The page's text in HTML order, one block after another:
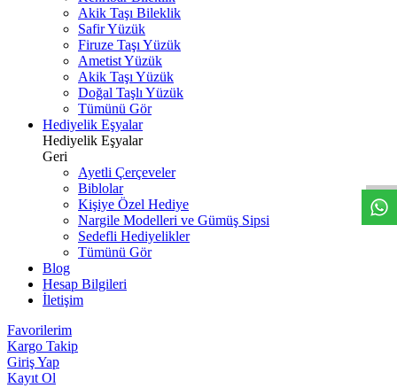
Akik Taşı Bileklik
Safir Yüzük
Firuze Taşı Yüzük
Ametist Yüzük
Akik Taşı Yüzük
Doğal Taşlı Yüzük
Tümünü Gör
Hediyelik Eşyalar
Hediyelik Eşyalar
Geri
Ayetli Çerçeveler
Biblolar
Kişiye Özel Hediye
Nargile Modelleri ve Gümüş Sipsi
Sedefli Hediyelikler
Tümünü Gör
Blog
Hesap Bilgileri
İletişim
Favorilerim
Kargo Takip
Giriş Yap
Kayıt Ol